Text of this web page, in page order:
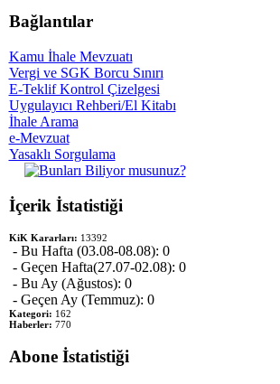
Bağlantılar
Kamu İhale Mevzuatı
Vergi ve SGK Borcu Sınırı
E-Teklif Kontrol Çizelgesi
Uygulayıcı Rehberi/El Kitabı
İhale Arama
e-Mevzuat
Yasaklı Sorgulama
İçerik İstatistiği
KiK Kararları: 13392
- Bu Hafta (03.08-08.08): 0
- Geçen Hafta(27.07-02.08): 0
- Bu Ay (Ağustos): 0
- Geçen Ay (Temmuz): 0
Kategori: 162
Haberler: 770
Abone İstatistiği